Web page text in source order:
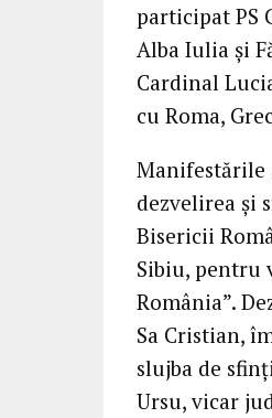
participat PS
Alba Iulia și
Cardinal
cu Roma,
Manifestările
dezvelirea și
Bisericii
Sibiu, pentru
România”.
Sa Cristian,
slujba de
Ursu, vicar